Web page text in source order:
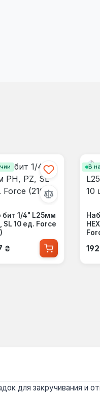
бит 1/4" L25мм
SL 10 ед. Force
цена:
₴
В
для закручивания и